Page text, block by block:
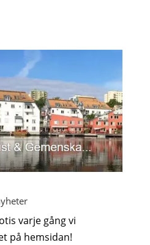
varje gång vi
på hemsidan!